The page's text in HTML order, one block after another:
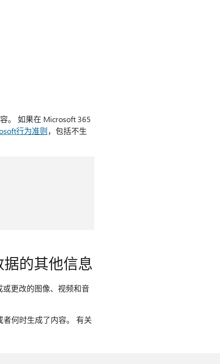
。 如果在 Microsoft 365
行为准则，包括不生
的其他信息
更改的图像、视频和音
何时生成了内容。 有关